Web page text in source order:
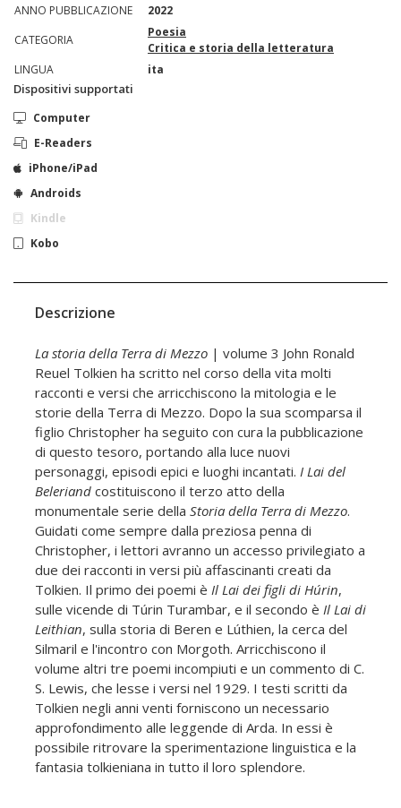
ANNO PUBBLICAZIONE
2022
CATEGORIA
Poesia
Critica e storia della letteratura
LINGUA
ita
Dispositivi supportati
Computer
E-Readers
iPhone/iPad
Androids
Kindle
Kobo
Descrizione
La storia della Terra di Mezzo | volume 3 John Ronald
Reuel Tolkien ha scritto nel corso della vita molti
racconti e versi che arricchiscono la mitologia e le
storie della Terra di Mezzo. Dopo la sua scomparsa il
figlio Christopher ha seguito con cura la pubblicazione
di questo tesoro, portando alla luce nuovi
personaggi, episodi epici e luoghi incantati. I Lai del
Beleriand costituiscono il terzo atto della
monumentale serie della Storia della Terra di Mezzo.
Guidati come sempre dalla preziosa penna di
Christopher, i lettori avranno un accesso privilegiato a
due dei racconti in versi più affascinanti creati da
Tolkien. Il primo dei poemi è Il Lai dei figli di Húrin,
sulle vicende di Túrin Turambar, e il secondo è Il Lai di
Leithian, sulla storia di Beren e Lúthien, la cerca del
Silmaril e l'incontro con Morgoth. Arricchiscono il
volume altri tre poemi incompiuti e un commento di C.
S. Lewis, che lesse i versi nel 1929. I testi scritti da
Tolkien negli anni venti forniscono un necessario
approfondimento alle leggende di Arda. In essi è
possibile ritrovare la sperimentazione linguistica e la
fantasia tolkieniana in tutto il loro splendore.